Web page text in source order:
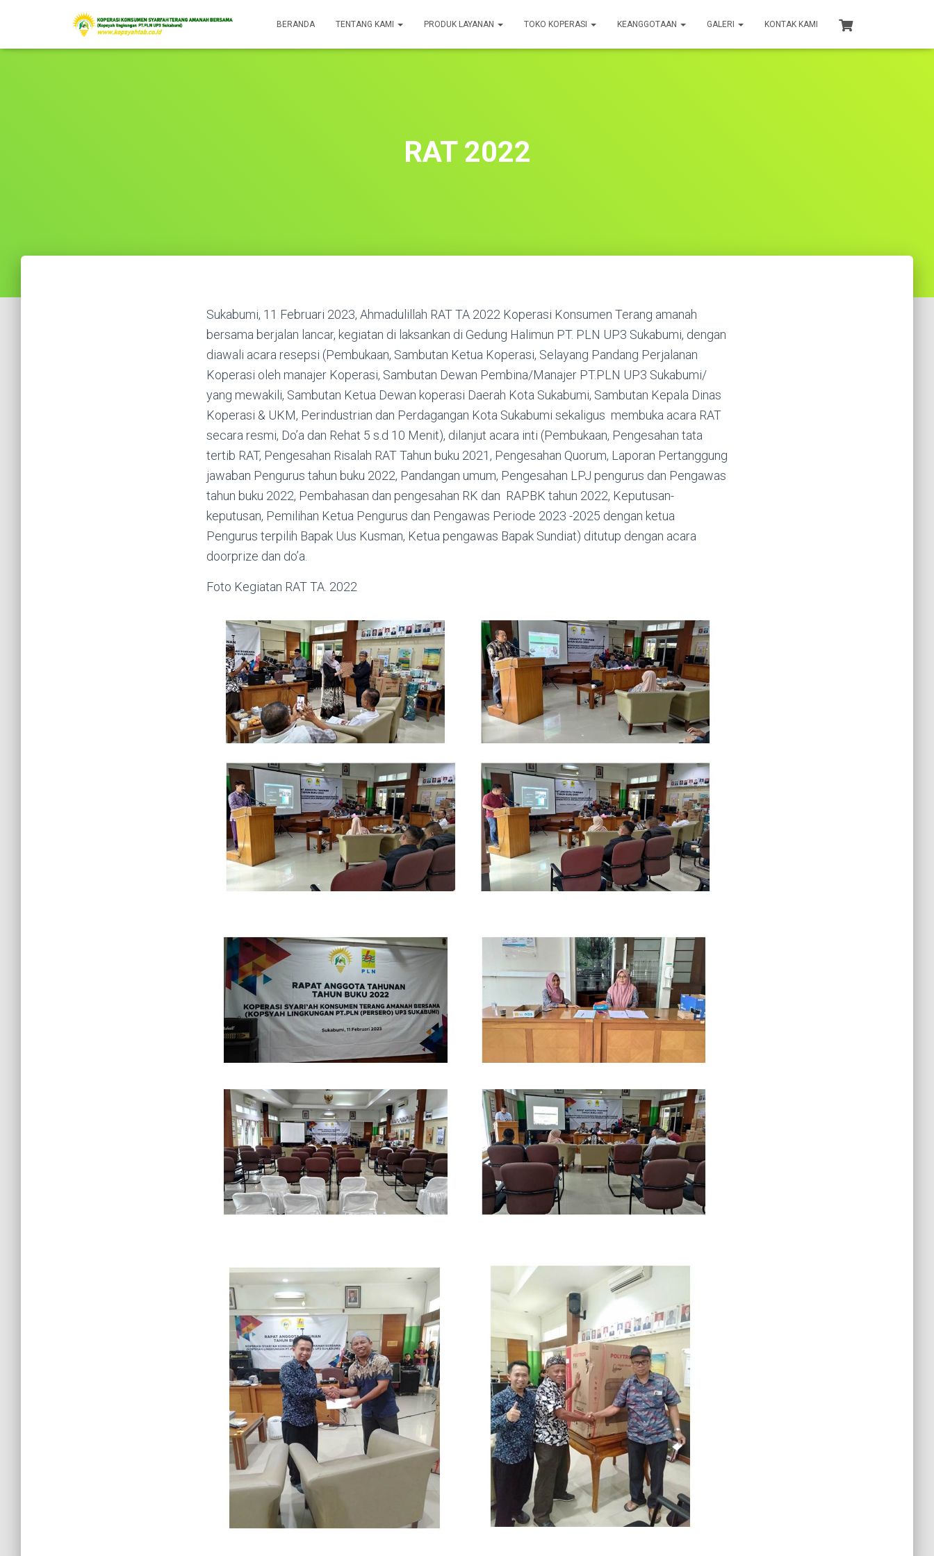
BERANDA TENTANG KAMI PRODUK LAYANAN TOKO KOPERASI KEANGGOTAAN GALERI KONTAK KAMI
RAT 2022
Sukabumi, 11 Februari 2023, Ahmadulillah RAT TA 2022 Koperasi Konsumen Terang amanah
bersama berjalan lancar, kegiatan di laksankan di Gedung Halimun PT. PLN UP3 Sukabumi, dengan
diawali acara resepsi (Pembukaan, Sambutan Ketua Koperasi, Selayang Pandang Perjalanan
Koperasi oleh manajer Koperasi, Sambutan Dewan Pembina/Manajer PT.PLN UP3 Sukabumi/
yang mewakili, Sambutan Ketua Dewan koperasi Daerah Kota Sukabumi, Sambutan Kepala Dinas
Koperasi & UKM, Perindustrian dan Perdagangan Kota Sukabumi sekaligus membuka acara RAT
secara resmi, Do’a dan Rehat 5 s.d 10 Menit), dilanjut acara inti (Pembukaan, Pengesahan tata
tertib RAT, Pengesahan Risalah RAT Tahun buku 2021, Pengesahan Quorum, Laporan Pertanggung
jawaban Pengurus tahun buku 2022, Pandangan umum, Pengesahan LPJ pengurus dan Pengawas
tahun buku 2022, Pembahasan dan pengesahan RK dan RAPBK tahun 2022, Keputusan-
keputusan, Pemilihan Ketua Pengurus dan Pengawas Periode 2023 -2025 dengan ketua
Pengurus terpilih Bapak Uus Kusman, Ketua pengawas Bapak Sundiat) ditutup dengan acara
doorprize dan do’a.
Foto Kegiatan RAT TA. 2022